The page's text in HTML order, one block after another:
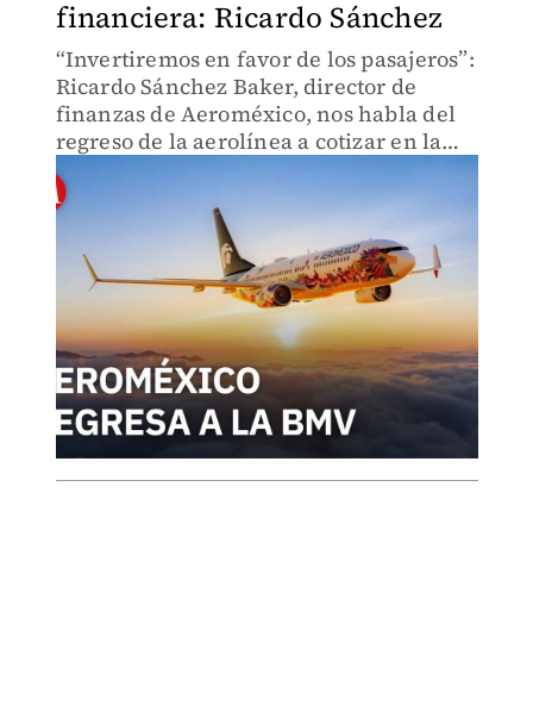
financiera: Ricardo Sánchez
“Invertiremos en favor de los pasajeros”:
Ricardo Sánchez Baker, director de
finanzas de Aeroméxico, nos habla del
regreso de la aerolínea a cotizar en la
Bolsa Mexicana de Valores